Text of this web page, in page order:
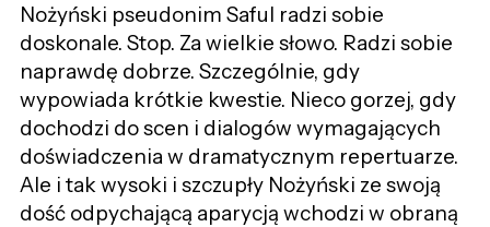
Nożyński pseudonim Saful radzi sobie
doskonale. Stop. Za wielkie słowo. Radzi sobie
naprawdę dobrze. Szczególnie, gdy
wypowiada krótkie kwestie. Nieco gorzej, gdy
dochodzi do scen i dialogów wymagających
doświadczenia w dramatycznym repertuarze.
Ale i tak wysoki i szczupły Nożyński ze swoją
dość odpychającą aparycją wchodzi w obraną